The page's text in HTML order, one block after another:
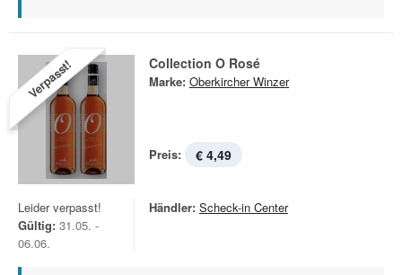
Verpasst! Collection O Rosé
Marke: Oberkircher Winzer
Preis: € 4,49
Leider verpasst!
Gültig: 31.05. -
06.06.
Händler: Scheck-in Center